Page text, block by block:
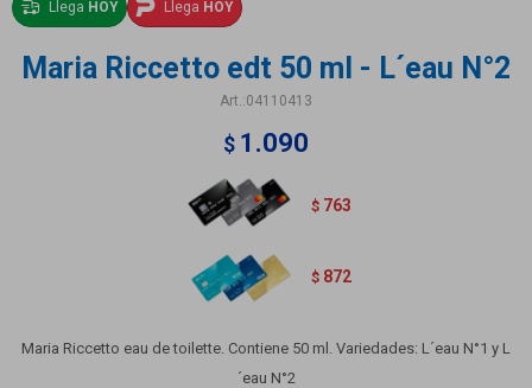
Llega HOY Llega HOY
Maria Riccetto edt 50 ml - L´eau N°2
04110413
$ 1.090
$ 763
$ 872
Maria Riccetto eau de toilette. Contiene 50 ml. Variedades: L´eau N°1 y L
´eau N°2